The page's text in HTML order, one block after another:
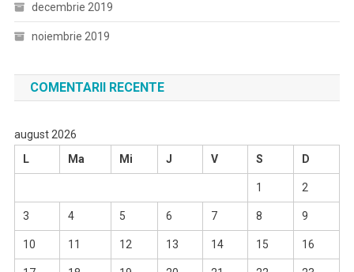
decembrie 2019
noiembrie 2019
COMENTARII RECENTE
august 2026
L
Ma Mi J V S D
1 2
3 4 5 6 7 8 9
10 11 12 13 14 15 16